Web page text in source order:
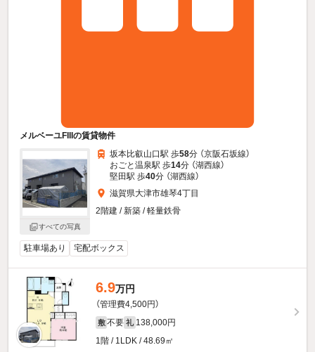
メルベーユFIIIの賃貸物件
すべての写真
坂本比叡山口駅 歩58分 （京阪石坂線）
おごと温泉駅 歩14分 （湖西線）
堅田駅 歩40分 （湖西線）
滋賀県大津市雄琴4丁目
2階建 / 新築 / 軽量鉄骨
駐車場あり 宅配ボックス
6.9万円
（管理費4,500円）
敷 不要 礼 138,000円
1階 / 1LDK / 48.69㎡